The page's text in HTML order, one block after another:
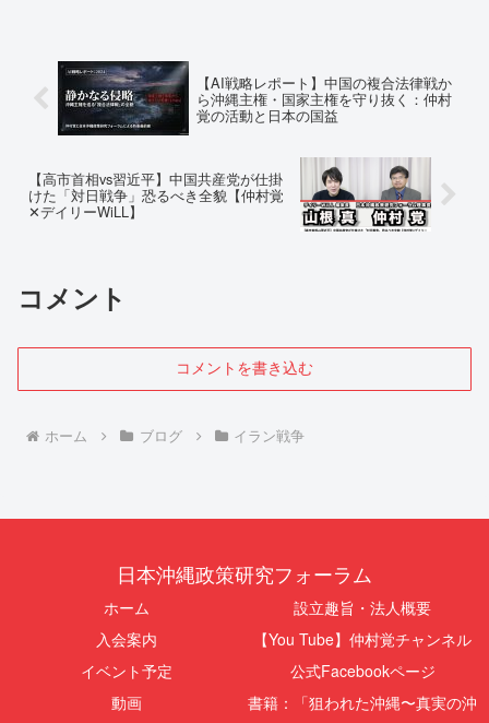
ィア誤報の放置および行政の不作
為に対する責任追及と再発防...
例の即時運用停止を求める陳情
1...
【AI戦略レポート】中国の複合法律戦か
ら沖縄主権・国家主権を守り抜く：仲村
覚の活動と日本の国益
【高市首相vs習近平】中国共産党が仕掛
けた「対日戦争」恐るべき全貌【仲村覚
✕デイリーWiLL】
コメント
コメントを書き込む
ホーム ブログ イラン戦争
日本沖縄政策研究フォーラム
ホーム
設立趣旨・法人概要
入会案内
【You Tube】仲村覚チャンネル
イベント予定
公式Facebookページ
動画
書籍：「狙われた沖縄〜真実の沖